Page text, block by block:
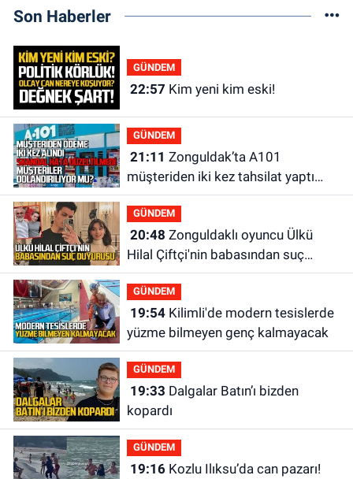
Son Haberler
GÜNDEM
22:57 Kim yeni kim eski!
GÜNDEM
21:11
müşteriden iki kez tahsilat yaptı
geri ödemiyor!
GÜNDEM
20:48
Hilal Çiftçi'nin babasından suç
duyurusu
GÜNDEM
19:54Kilimli'de modern tesislerde
yüzme bilmeyen genç kalmayacak
GÜNDEM
19:33
kopardı
GÜNDEM
19:16Kozlu Ilıksu’da can pazarı!